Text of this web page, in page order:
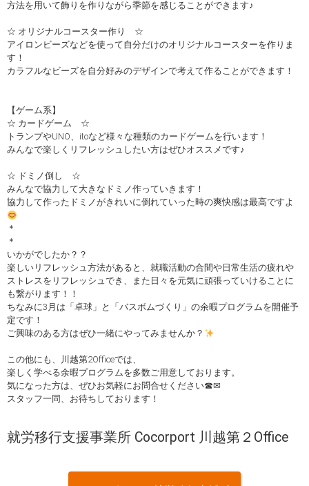
方法を用いて飾りを作りながら季節を感じることができます♪
☆ オリジナルコースター作り ☆
アイロンビーズなどを使って自分だけのオリジナルコースターを作りま
す！
カラフルなビーズを自分好みのデザインで考えて作ることができます！
【ゲーム系】
☆ カードゲーム ☆
トランプやUNO、itoなど様々な種類のカードゲームを行います！
みんなで楽しくリフレッシュしたい方はぜひオススメです♪
☆ ドミノ倒し ☆
みんなで協力して大きなドミノ作っていきます！
協力して作ったドミノがきれいに倒れていった時の爽快感は最高ですよ
＊
＊
いかがでしたか？？
楽しいリフレッシュ方法があると、就職活動の合間や日常生活の疲れや
ストレスをリフレッシュでき、また日々を元気に頑張っていけることに
も繋がります！！
ちなみに3月は「卓球」と「バスボムづくり」の余暇プログラムを開催予
定です！
ご興味のある方はぜひ一緒にやってみませんか？
この他にも、川越第2Officeでは、
楽しく学べる余暇プログラムを多数ご用意しております。
気になった方は、ぜひお気軽にお問合せください☎✉
スタッフ一同、お待ちしております！
就労移行支援事業所 Cocorport 川越第２Office